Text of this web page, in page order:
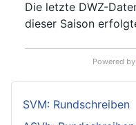
Die letzte DWZ-
dieser Saison
Powered by
SVM: Rundschreiben